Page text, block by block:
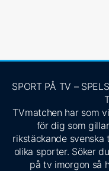
SPORT PÅ TV –
TVmatchen har som
för dig som
rikstäckande svenska
olika sporter. Söker
på tv imorgon så